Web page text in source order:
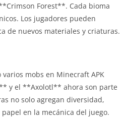
Forest**. Cada bioma
Los jugadores pueden
de nuevos materiales y criaturas.
mobs en Minecraft APK
y el **Axolotl** ahora son parte
no solo agregan diversidad,
en la mecánica del juego.